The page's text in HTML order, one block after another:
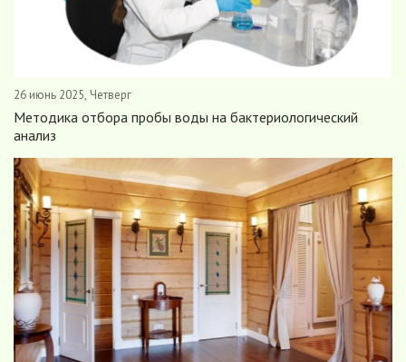
26 июнь 2025, Четверг
Методика отбора пробы воды на бактериологический
анализ